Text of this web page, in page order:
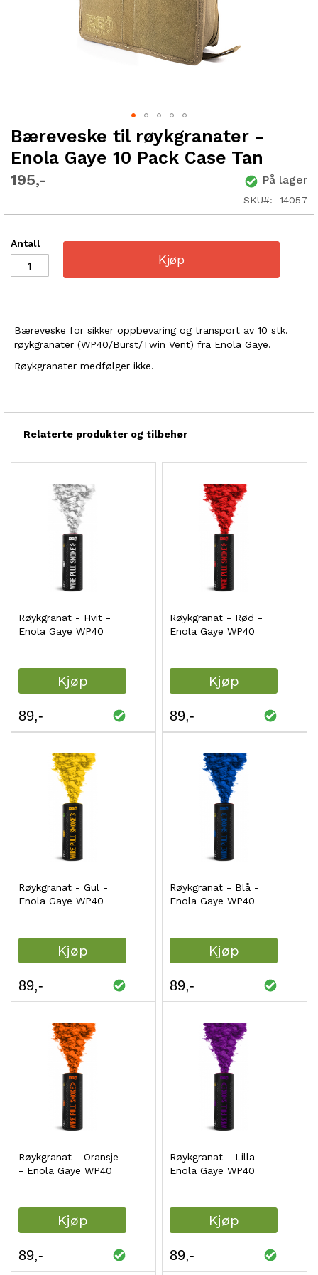
Bæreveske til røykgranater -
Enola Gaye 10 Pack Case Tan
195 På lager
SKU 14057
Antall
Kjøp
Gå
begynnelsen
av
bildegalleri
Bæreveske for sikker oppbevaring og transport av 10 stk.
røykgranater (WP40/Burst/Twin Vent) fra Enola Gaye.
Røykgranater medfølger ikke.
Relaterte produkter og tilbehør
Røykgranat - Hvit -
Enola Gaye WP40
Kjøp
89
Røykgranat - Rød -
Enola Gaye WP40
Kjøp
89
Røykgranat - Gul -
Enola Gaye WP40
Kjøp
89
Røykgranat - Blå -
Enola Gaye WP40
Kjøp
89
Røykgranat - Oransje
- Enola Gaye WP40
Kjøp
89
Røykgranat - Lilla -
Enola Gaye WP40
Kjøp
89